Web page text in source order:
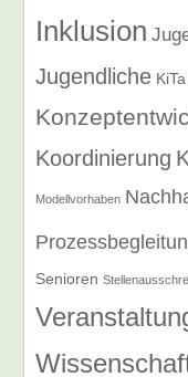
Inklusion
Jugendliche KiTa
Koordinierung
Modellvorhaben
Senioren